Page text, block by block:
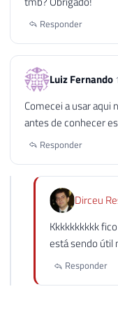
Responder
Luiz Fernando
Comecei a usar
antes de conhecer
Responder
Dirceu
Kkkkkkkkkk
está sendo útil
Responder